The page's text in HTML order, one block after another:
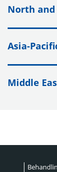
North and
Asia-
Middle